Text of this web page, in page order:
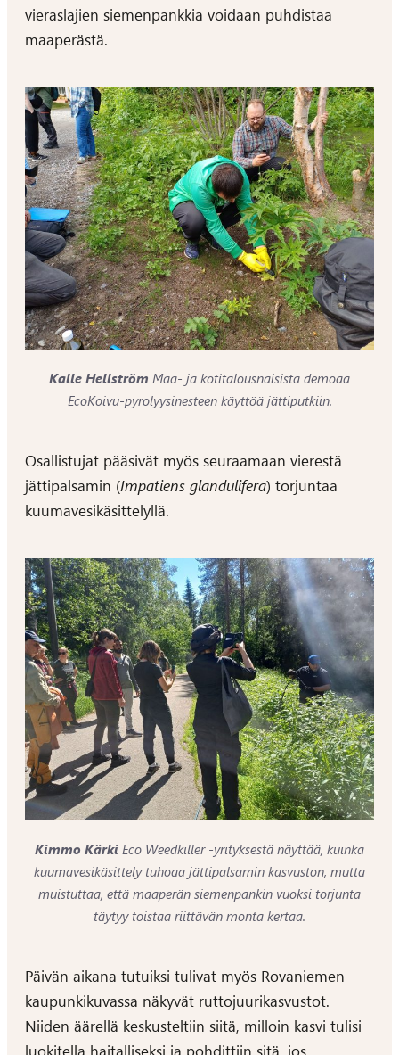
vieraslajien siemenpankkia voidaan puhdistaa
maaperästä.
Kalle Hellström Maa- ja kotitalousnaisista demoaa
EcoKoivu-pyrolyysinesteen käyttöä jättiputkiin.
Osallistujat pääsivät myös seuraamaan vierestä
jättipalsamin (Impatiens glandulifera) torjuntaa
kuumavesikäsittelyllä.
Kimmo Kärki Eco Weedkiller -yrityksestä näyttää, kuinka
kuumavesikäsittely tuhoaa jättipalsamin kasvuston, mutta
muistuttaa, että maaperän siemenpankin vuoksi torjunta
täytyy toistaa riittävän monta kertaa.
Päivän aikana tutuiksi tulivat myös Rovaniemen
kaupunkikuvassa näkyvät ruttojuurikasvustot.
Niiden äärellä keskusteltiin siitä, milloin kasvi tulisi
luokitella haitalliseksi ja pohdittiin sitä, jos